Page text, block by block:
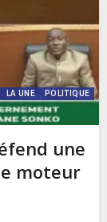
LA UNE
POLITIQUE
une
moteur